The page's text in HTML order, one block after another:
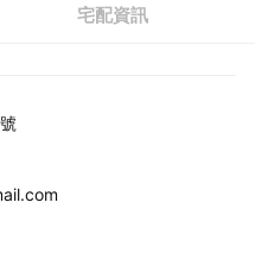
宅配資訊